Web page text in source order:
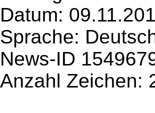
Datum:
Sprache:
News-ID
Anzahl Zeichen: